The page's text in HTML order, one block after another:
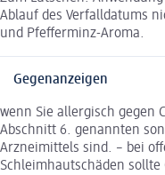
Ablauf des Verfalldatums
und Pfefferminz-Aroma.
Gegenanzeigen
wenn Sie allergisch gegen
Abschnitt 6. genannten
Arzneimittels sind. – bei
Schleimhautschäden